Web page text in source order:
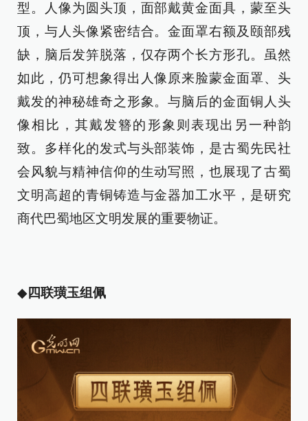
型。人像为圆头顶，面部戴黄金面具，蒙至头
顶，与人头像紧密结合。金面罩右额及颐部残
缺，脑后发笄脱落，仅存两个长方形孔。虽然
如此，仍可想象得出人像原来脸蒙金面罩、头
戴发的神秘雄奇之形象。与脑后的金面铜人头
像相比，其戴发簪的形象则表现出另一种韵
致。多样化的发式与头部装饰，是古蜀先民社
会风貌与精神信仰的生动写照，也展现了古蜀
文明高超的青铜铸造与金器加工水平，是研究
商代巴蜀地区文明发展的重要物证。
◆四联璜玉组佩